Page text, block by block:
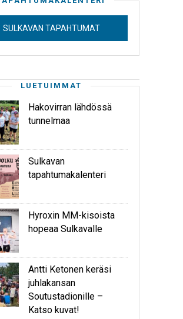
SULKAVAN TAPAHTUMAT
LUETUIMMAT
Hakovirran lähdössä
tunnelmaa
Sulkavan
tapahtumakalenteri
Hyroxin MM-kisoista
hopeaa Sulkavalle
Antti Ketonen keräsi
juhlakansan
Soutustadionille –
Katso kuvat!